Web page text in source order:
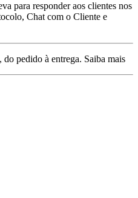
para responder aos clientes nos
Chat com o Cliente e
do pedido à entrega. Saiba mais